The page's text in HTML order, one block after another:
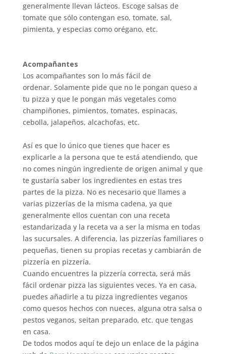
generalmente llevan lácteos. Escoge salsas de
tomate que sólo contengan eso, tomate, sal,
pimienta, y especias como orégano, etc.
Acompañantes
Los acompañantes son lo más fácil de
ordenar. Solamente pide que no le pongan queso a
tu pizza y que le pongan más vegetales como
champiñones, pimientos, tomates, espinacas,
cebolla, jalapeños, alcachofas, etc.
Así es que lo único que tienes que hacer es
explicarle a la persona que te está atendiendo, que
no comes ningún ingrediente de origen animal y que
te gustaría saber los ingredientes en estas tres
partes de la pizza. No es necesario que llames a
varias pizzerías de la misma cadena, ya que
generalmente ellos cuentan con una receta
estandarizada y la receta va a ser la misma en todas
las sucursales. A diferencia, las pizzerías familiares o
pequeñas, tienen su propias recetas y cambiarán de
pizzería en pizzería.
Cuando encuentres la pizzería correcta, será más
fácil ordenar pizza las siguientes veces. Ya en casa,
puedes añadirle a tu pizza ingredientes veganos
como quesos hechos con nueces, alguna otra salsa o
pestos veganos, seitan preparado, etc. que tengas
en casa.
De todos modos aquí te dejo un enlace de la página